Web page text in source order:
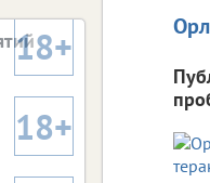
18+
18+